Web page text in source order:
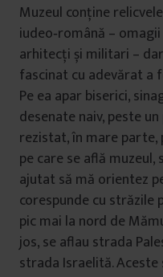
Muzeul conţine
iudeo‑română –
arhitecţi și militari –
fascinat cu adevărat a
Pe ea apar biserici,
desenate naiv, peste
rezistat, în mare parte,
pe care se află
ajutat să mă orientez
corespunde cu străzile
pic mai la nord de
jos, se aflau strada
strada Israelită.